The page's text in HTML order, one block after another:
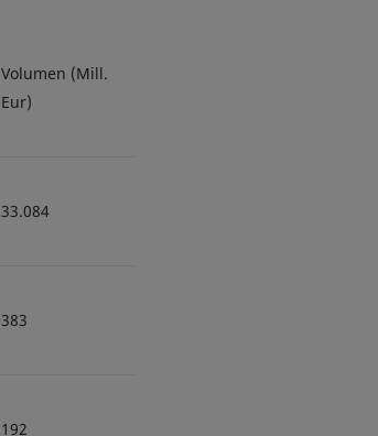
Volumen (Mill.
Eur)
33.084
383
192